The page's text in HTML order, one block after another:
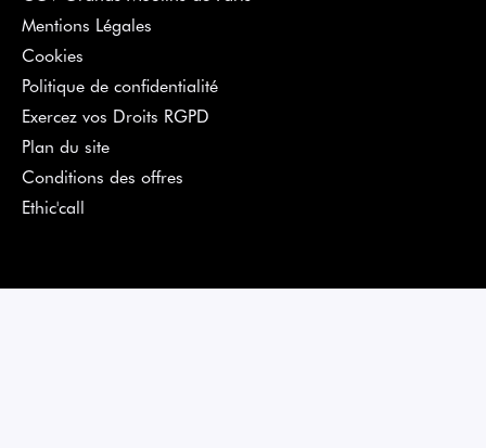
Mentions Légales
Cookies
Politique de confidentialité
Exercez vos Droits RGPD
Plan du site
Conditions des offres
Ethic'call